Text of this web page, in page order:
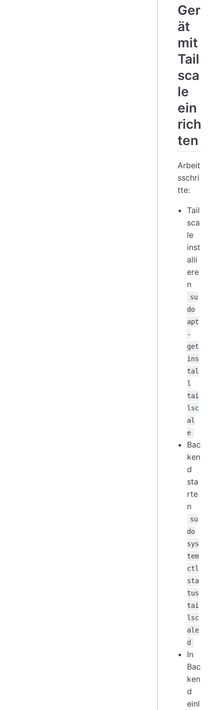
Ger
ät
mit
Tail
sca
le
ein
rich
ten
Arbeit
sschri
tte:
Tail
sca
le
inst
alli
ere
n
su
do
apt
-
get
ins
tal
l
tai
lsc
al
e
Bac
ken
d
sta
rte
n
su
do
sys
tem
ctl
sta
tus
tai
lsc
ale
d
In
Bac
ken
d
einl